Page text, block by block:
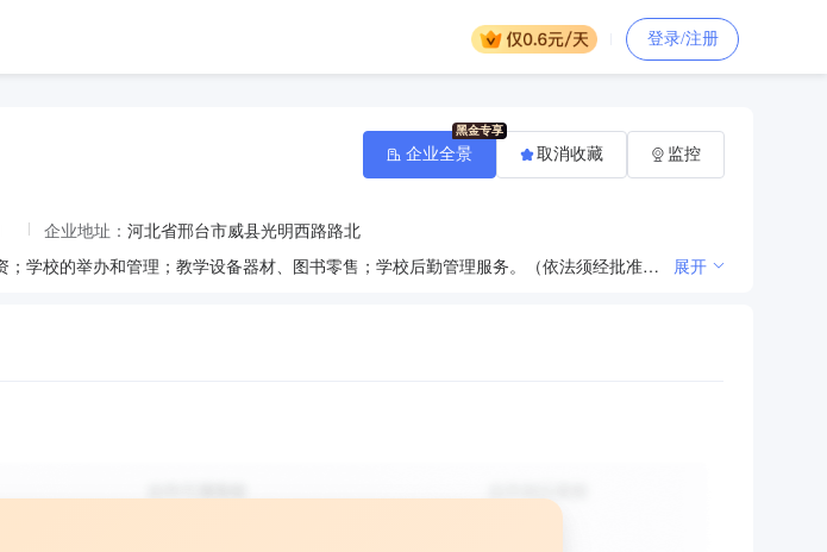
登录/注册
企业地址： 河北省邢台市威县光明西路路北
在县政府授权范围内对全县教育基础设施建设、配套设施建设投资；学校的举办和管理；教学设备器材、图书零售；学校后勤管理服务。（依法须经批准的项目，经相关部门批准后方可开展经营活动） 展开
企业全景 取消收藏 监控